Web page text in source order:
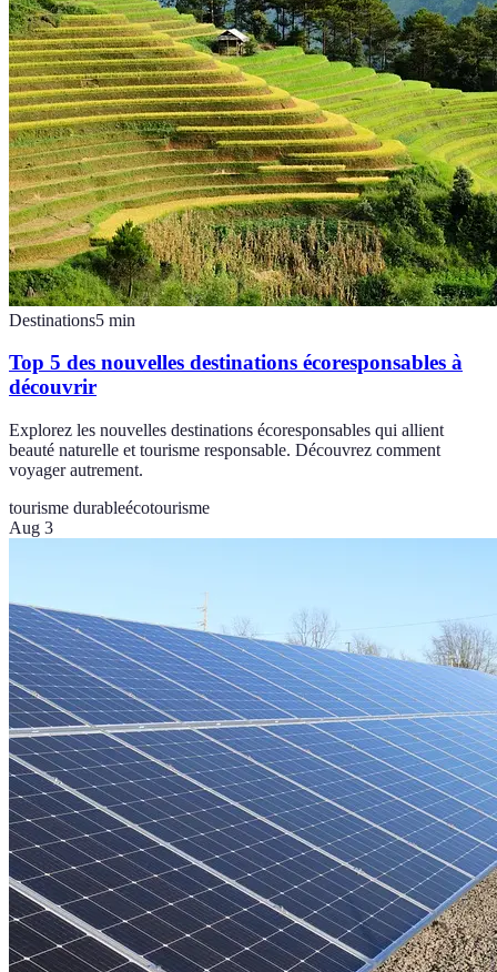
Destinations5 min
Top 5 des nouvelles destinations écoresponsables à
découvrir
Explorez les nouvelles destinations écoresponsables qui allient
beauté naturelle et tourisme responsable. Découvrez comment
voyager autrement.
tourisme durableécotourisme
Aug 3